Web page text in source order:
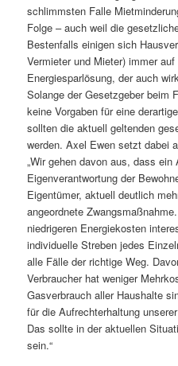
schlimmsten Falle
Folge – auch weil die
Bestenfalls einigen sich
Vermieter und Mieter) immer
Energiesparlösung, der auch
Solange der Gesetzgeber beim
keine Vorgaben für eine
sollten die aktuell geltenden
werden. Axel Ewen setzt dabei
„Wir gehen davon aus, dass ein
Eigenverantwortung der
Eigentümer, aktuell deutlich
angeordnete
niedrigeren Energiekosten
individuelle Streben jedes
alle Fälle der richtige Weg.
Verbraucher hat weniger
Gasverbrauch aller Haushalte
für die Aufrechterhaltung
Das sollte in der aktuellen
sein.“